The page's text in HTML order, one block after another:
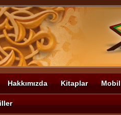
Hakkımızda Kitaplar Mobil